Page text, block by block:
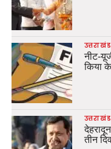
उत्तराखंड
नीट-
किया
उत्तराखंड
तीन